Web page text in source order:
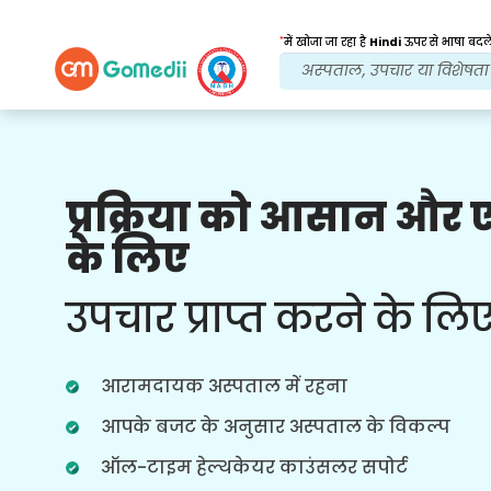
*में खोजा जा रहा है Hindiऊपर से भाषा
प्रक्रिया को आसान
के लिए
उपचार प्राप्त करने के
आरामदायक अस्पताल में रहना
आपके बजट के अनुसार अस्पताल के विकल्प
ऑल-टाइम हेल्थकेयर काउंसलर सपोर्ट
हमारे लाभ
इलाज के बाद
देखभाल
हर समय आपकी समस्याओं का समाधान करने
जरूरतों पर नियमित अपडेट।